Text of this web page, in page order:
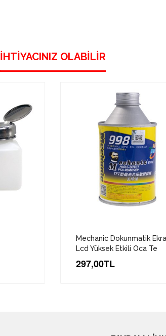
İHTIYACINIZ OLABILIR
Mechanic Dokunmatik
Lcd Yüksek Etkili Oca Te
297,00TL